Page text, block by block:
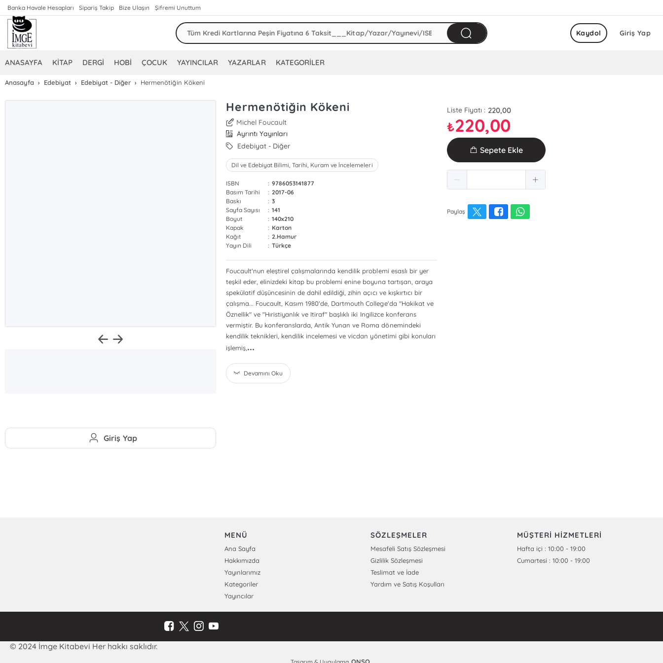
Banka Havale Hesapları Sipariş Takip Bize Ulaşın Şifremi Unuttum
Giriş Yap
Kaydol
ANASAYFA KİTAP DERGİ HOBİ ÇOCUK YAYINCILAR YAZARLAR KATEGORİLER
Anasayfa Edebiyat Edebiyat - Diğer Hermenötiğin Kökeni
Hermenötiğin Kökeni
Michel Foucault
Ayrıntı Yayınları
Edebiyat - Diğer
Dil ve Edebiyat Bilimi, Tarihi, Kuram ve İncelemeleri
ISBN : 9786053141877
Basım Tarihi
: 2017-06
Baskı
: 3
Sayfa Sayısı
: 141
Boyut
: 140x210
Kapak
: Karton
Kağıt
: 2.Hamur
Yayın Dili
: Türkçe
Foucault'nun eleştirel çalışmalarında kendilik problemi esaslı bir yer
teşkil eder, elinizdeki kitap bu problemi enine boyuna tartışan, araya
spekülatif düşüncesinin de dahil edildiği, zihin açıcı ve kışkırtıcı bir
çalışma... Foucault, Kasım 1980'de, Dartmouth College'da "Hakikat ve
Öznellik" ve "Hıristiyanlık ve Itiraf" başlıklı iki Ingilizce konferans
vermiştir. Bu konferanslarda, Antik Yunan ve Roma dönemindeki
kendilik teknikleri, kendilik incelemesi ve vicdan yönetimi gibi konuları
işlemiş, ...
Devamını Oku
Liste Fiyatı : 220,00
₺220,00
Sepete Ekle
Paylaş
Giriş Yap
MENÜ
Ana Sayfa
Hakkımızda
Yayınlarımız
Kategoriler
Yayıncılar
SÖZLEŞMELER
Mesafeli Satış Sözleşmesi
Gizlilik Sözleşmesi
Teslimat ve İade
Yardım ve Satış Koşulları
MÜŞTERİ HİZMETLERİ
Hafta içi : 10:00 - 19:00
Cumartesi : 10:00 - 19:00
© 2024 İmge Kitabevi Her hakkı saklıdır.